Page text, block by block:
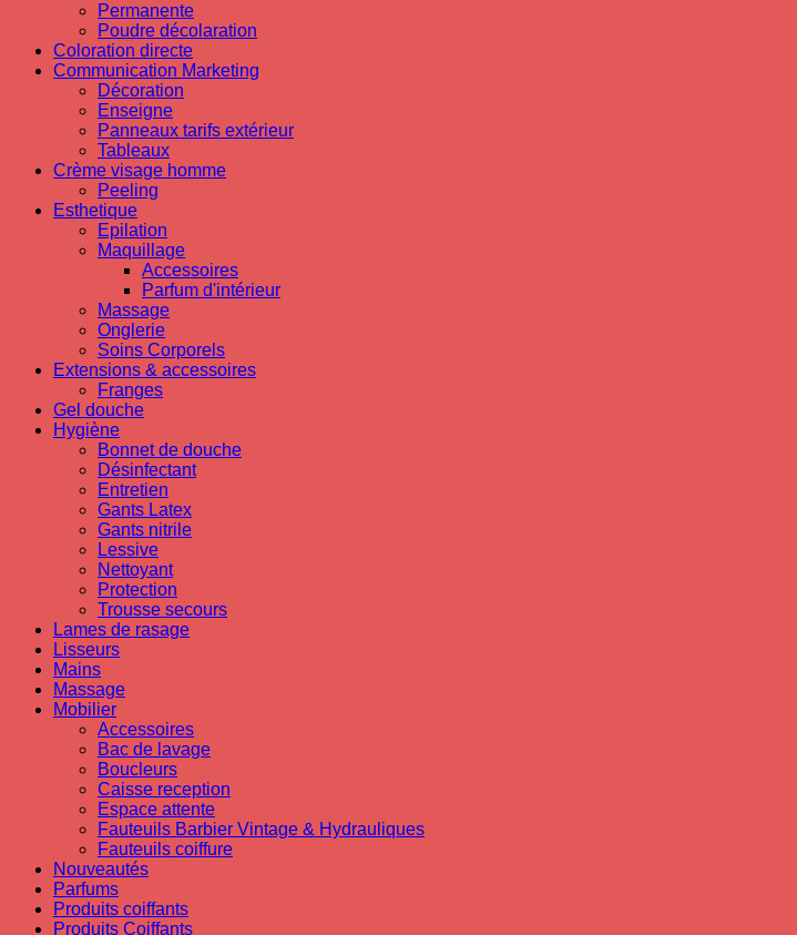
Permanente
Poudre décolaration
Coloration directe
Communication Marketing
Décoration
Enseigne
Panneaux tarifs extérieur
Tableaux
Crème visage homme
Peeling
Esthetique
Epilation
Maquillage
Accessoires
Parfum d'intérieur
Massage
Onglerie
Soins Corporels
Extensions & accessoires
Franges
Gel douche
Hygiène
Bonnet de douche
Désinfectant
Entretien
Gants Latex
Gants nitrile
Lessive
Nettoyant
Protection
Trousse secours
Lames de rasage
Lisseurs
Mains
Massage
Mobilier
Accessoires
Bac de lavage
Boucleurs
Caisse reception
Espace attente
Fauteuils Barbier Vintage & Hydrauliques
Fauteuils coiffure
Nouveautés
Parfums
Produits coiffants
Produits Coiffants